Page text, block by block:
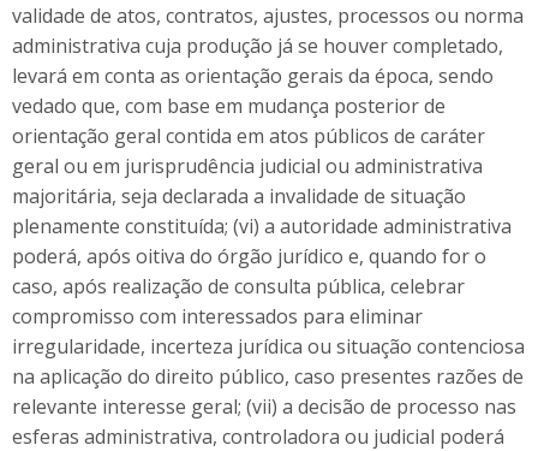
validade de atos, contratos, ajustes, processos ou norma
administrativa cuja produção já se houver completado,
levará em conta as orientação gerais da época, sendo
vedado que, com base em mudança posterior de
orientação geral contida em atos públicos de caráter
geral ou em jurisprudência judicial ou administrativa
majoritária, seja declarada a invalidade de situação
plenamente constituída; (vi) a autoridade administrativa
poderá, após oitiva do órgão jurídico e, quando for o
caso, após realização de consulta pública, celebrar
compromisso com interessados para eliminar
irregularidade, incerteza jurídica ou situação contenciosa
na aplicação do direito público, caso presentes razões de
relevante interesse geral; (vii) a decisão de processo nas
esferas administrativa, controladora ou judicial poderá